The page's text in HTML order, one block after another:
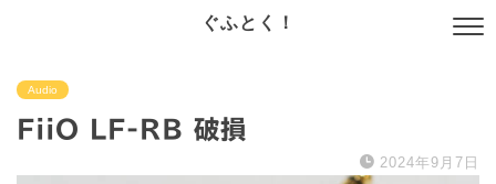
ぐふとく！
Audio
FiiO LF-RB 破損
2024年9月7日